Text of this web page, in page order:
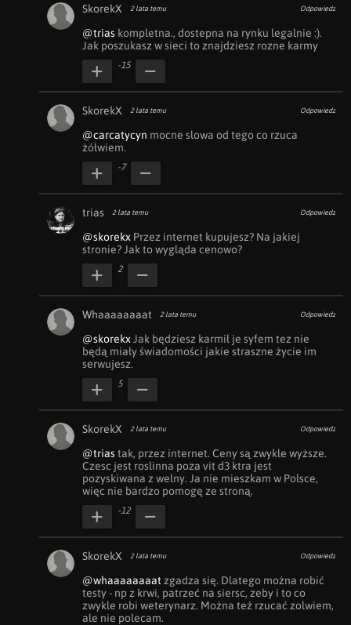
SkorekX 2 lata temu Odpowiedz
@trias kompletna., dostepna na rynku legalnie :).
Jak poszukasz w sieci to znajdziesz rozne karmy
-15
SkorekX 2 lata temu Odpowiedz
@carcatycyn mocne slowa od tego co rzuca
żółwiem.
-7
trias 2 lata temu Odpowiedz
@skorekx Przez internet kupujesz? Na jakiej
stronie? Jak to wygląda cenowo?
2
Whaaaaaaaat 2 lata temu Odpowiedz
@skorekx Jak będziesz karmił je syfem tez nie
będą miały świadomości jakie straszne życie im
serwujesz.
5
SkorekX 2 lata temu Odpowiedz
@trias tak, przez internet. Ceny są zwykle wyższe.
Czesc jest roslinna poza vit d3 ktra jest
pozyskiwana z welny. Ja nie mieszkam w Polsce,
więc nie bardzo pomogę ze stroną.
-12
SkorekX 2 lata temu Odpowiedz
@whaaaaaaaat zgadza się. Dlatego można robić
testy - np z krwi, patrzeć na siersc, zeby i to co
zwykle robi weterynarz. Można też rzucać zolwiem,
ale nie polecam.